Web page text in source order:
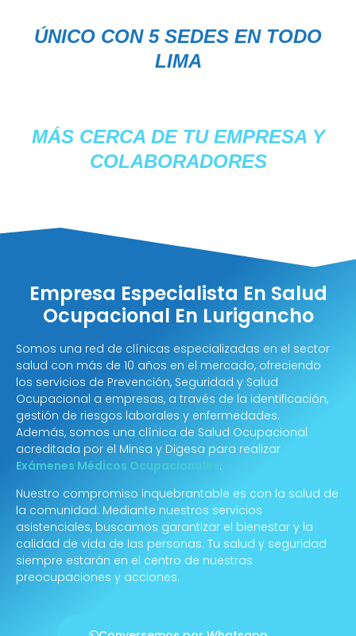
ÚNICO CON 5 SEDES EN TODO
LIMA
MÁS CERCA DE TU EMPRESA Y
COLABORADORES
Empresa Especialista En Salud
Ocupacional En Lurigancho
Somos una red de clínicas especializadas en el sector
salud con más de 10 años en el mercado, ofreciendo
los servicios de Prevención, Seguridad y Salud
Ocupacional a empresas, a través de la identificación,
gestión de riesgos laborales y enfermedades.
Además, somos una clínica de Salud Ocupacional
acreditada por el Minsa y Digesa para realizar
Exámenes Médicos Ocupacionales .
Nuestro compromiso inquebrantable es con la salud de
la comunidad. Mediante nuestros servicios
asistenciales, buscamos garantizar el bienestar y la
calidad de vida de las personas. Tu salud y seguridad
siempre estarán en el centro de nuestras
preocupaciones y acciones.